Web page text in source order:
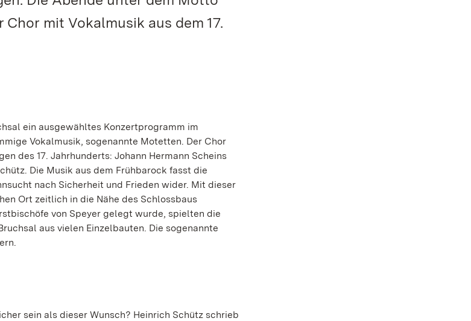
mit Vokalmusik aus dem 17.
ein ausgewähltes Konzertprogramm im
Vokalmusik, sogenannte Motetten. Der Chor
des 17. Jahrhunderts: Johann Hermann Scheins
Die Musik aus dem Frühbarock fasst die
nach Sicherheit und Frieden wider. Mit dieser
Ort zeitlich in die Nähe des Schlossbaus
von Speyer gelegt wurde, spielten die
aus vielen Einzelbauten. Die sogenannte
sein als dieser Wunsch? Heinrich Schütz schrieb